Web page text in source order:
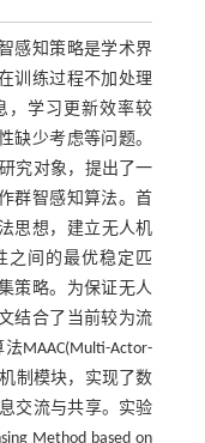
感知策略是学术界
训练过程不加处理
，学习更新效率较
缺少考虑等问题。
究对象，提出了一
群智感知算法。首
思想，建立无人机
之间的最优稳定匹
策略。为保证无人
结合了当前较为流
MAAC(Multi-Actor-
制模块，实现了数
交流与共享。实验
Method based on